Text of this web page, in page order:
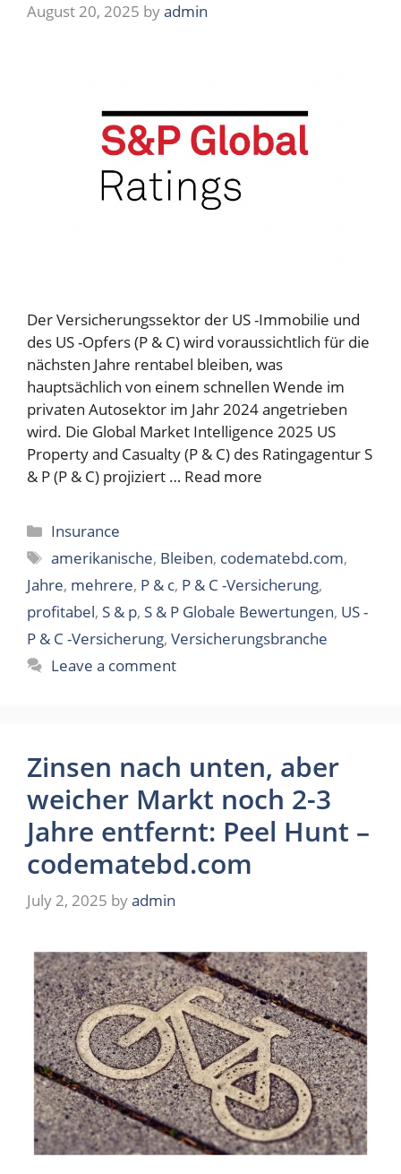
August 20, 2025 byadmin
Der Versicherungssektor der US -Immobilie und
des US -Opfers (P & C) wird voraussichtlich für die
nächsten Jahre rentabel bleiben, was
hauptsächlich von einem schnellen Wende im
privaten Autosektor im Jahr 2024 angetrieben
wird. Die Global Market Intelligence 2025 US
Property and Casualty (P & C) des Ratingagentur S
& P (P & C) projiziert … Read more
Categories
Insurance
Tags
amerikanische, Bleiben, codematebd.com,
Jahre, mehrere, P & c, P & C -Versicherung,
profitabel, S & p, S & P Globale Bewertungen, US -
P & C -Versicherung, Versicherungsbranche
Leave a comment
Zinsen nach unten, aber
weicher Markt noch 2-3
Jahre entfernt: Peel Hunt –
codematebd.com
July 2, 2025 byadmin